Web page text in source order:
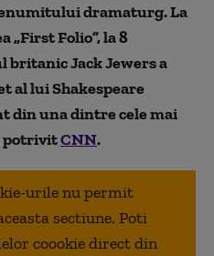
dramaturg. La
„First Folio”, la 8
britanic Jack Jewers a
al lui Shakespeare
din una dintre cele mai
potrivitCNN.
urile nu permit
sectiune. Poti
coookie direct din